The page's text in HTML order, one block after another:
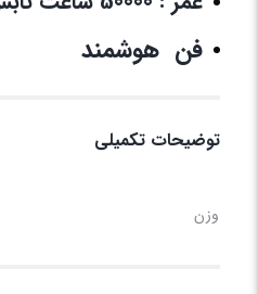
فن هوشمند
توضیحات تکمیلی
وزن